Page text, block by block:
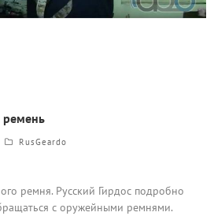
ремень
RusGeardo
ремня. Русский Гирдос подробно
с оружейными ремнями.